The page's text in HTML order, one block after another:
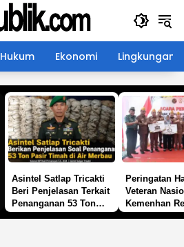
Hukum Ekonomi Lingkungan
Asintel Satlap Tricakti
Beri Penjelasan Terkait
Penanganan 53 Ton
Peringatan
Veteran
Kemenhan